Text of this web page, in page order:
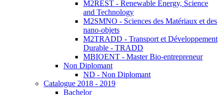
M2REST - Renewable Energy, Science
and Technology
M2SMNO - Sciences des Matériaux et des
nano-objets
M2TRADD - Transport et Développement
Durable - TRADD
MBIOENT - Master Bio-entrepreneur
Non Diplomant
ND - Non Diplomant
Catalogue 2018 - 2019
Bachelor